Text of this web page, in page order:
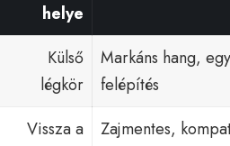
helye
Külső
légkör
Markáns hang,
felépítés
Vissza a
Zajmentes,